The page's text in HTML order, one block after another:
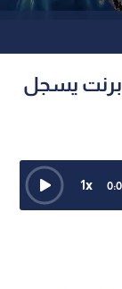
برنت يسجل
1x